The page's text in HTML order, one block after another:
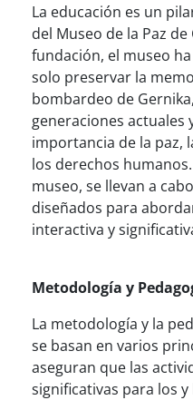
La educación es un
del Museo de la Paz
fundación, el museo
solo preservar la
bombardeo de
generaciones actuales
importancia de la paz,
los derechos
museo, se llevan a
diseñados para
interactiva y
Metodología y
La metodología y la
se basan en varios
aseguran que las
significativas para los